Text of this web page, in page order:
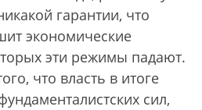
гарантии, что
экономические
эти режимы падают.
что власть в итоге
сил,